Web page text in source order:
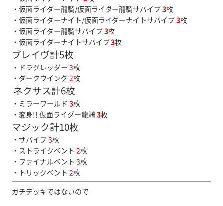
・仮面ライダー龍騎/仮面ライダー龍騎サバイブ3枚
・仮面ライダーナイト/仮面ライダーナイトサバイブ3枚
・仮面ライダー龍騎サバイブ3枚
・仮面ライダーナイトサバイブ3枚
ブレイヴ計5枚
・ドラグレッダー 3枚
・ダークウイング 2枚
ネクサス計6枚
・ミラーワールド 3枚
・変身!! 仮面ライダー龍騎3枚
マジック計10枚
・サバイブ3枚
・ストライクベント 2枚
・ファイナルベント 3枚
・トリックベント 2枚
ガチデッキではないので